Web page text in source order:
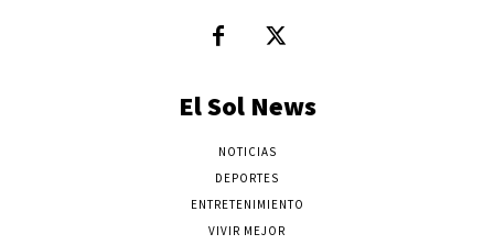
El Sol News
NOTICIAS
DEPORTES
ENTRETENIMIENTO
VIVIR MEJOR